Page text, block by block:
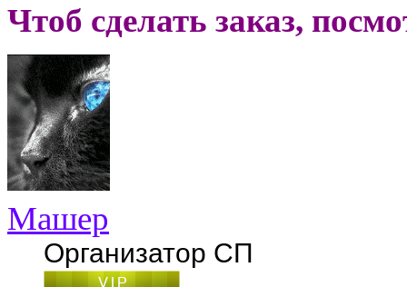
Чтоб сделать заказ,
Машер
Организатор СП